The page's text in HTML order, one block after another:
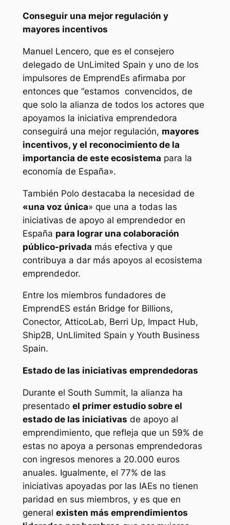
Conseguir una mejor regulación y
mayores incentivos
Manuel Lencero, que es el consejero
delegado de UnLimited Spain y uno de los
impulsores de EmprendEs afirmaba por
entonces que “estamos convencidos, de
que solo la alianza de todos los actores que
apoyamos la iniciativa emprendedora
conseguirá una mejor regulación, mayores
incentivos, y el reconocimiento de la
importancia de este ecosistema para la
economía de España».
También Polo destacaba la necesidad de
«una voz única» que una a todas las
iniciativas de apoyo al emprendedor en
España para lograr una colaboración
público-privada más efectiva y que
contribuya a dar más apoyos al ecosistema
emprendedor.
Entre los miembros fundadores de
EmprendES están Bridge for Billions,
Conector, AtticoLab, Berri Up, Impact Hub,
Ship2B, UnLlimited Spain y Youth Business
Spain.
Estado de las iniciativas emprendedoras
Durante el South Summit, la alianza ha
presentado el primer estudio sobre el
estado de las iniciativas de apoyo al
emprendimiento, que refleja que un 59% de
estas no apoya a personas emprendedoras
con ingresos menores a 20.000 euros
anuales. Igualmente, el 77% de las
iniciativas apoyadas por las IAEs no tienen
paridad en sus miembros, y es que en
general existen más emprendimientos